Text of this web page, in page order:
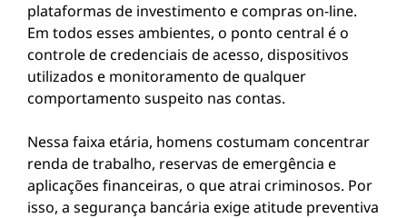
plataformas de investimento e compras on-line.
Em todos esses ambientes, o ponto central é o
controle de credenciais de acesso, dispositivos
utilizados e monitoramento de qualquer
comportamento suspeito nas contas.
Nessa faixa etária, homens costumam concentrar
renda de trabalho, reservas de emergência e
aplicações financeiras, o que atrai criminosos. Por
isso, a segurança bancária exige atitude preventiva